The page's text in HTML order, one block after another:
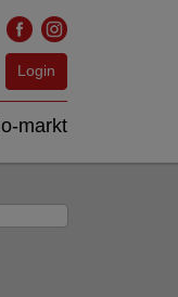
Login
markt